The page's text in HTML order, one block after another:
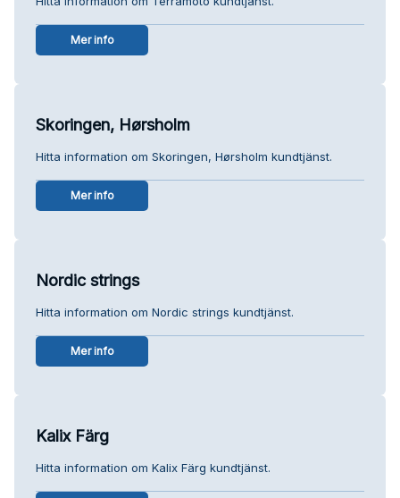
Mer info
Skoringen, Hørsholm
Hitta information om Skoringen, Hørsholm kundtjänst.
Mer info
Nordic strings
Hitta information om Nordic strings kundtjänst.
Mer info
Kalix Färg
Hitta information om Kalix Färg kundtjänst.